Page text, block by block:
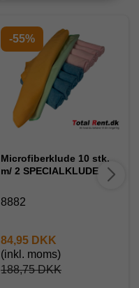
-55%
Microfiberklude 10 stk.
m/ 2 SPECIALKLUDE
8882
188,75 DKK
84,95 DKK
(inkl. moms)